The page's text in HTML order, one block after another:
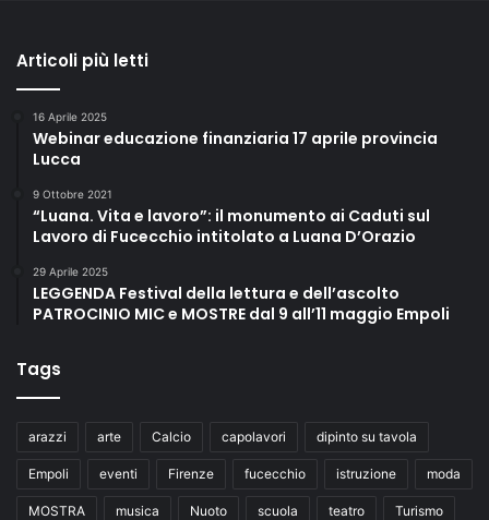
Articoli più letti
16 Aprile 2025
Webinar educazione finanziaria 17 aprile provincia
Lucca
9 Ottobre 2021
“Luana. Vita e lavoro”: il monumento ai Caduti sul
Lavoro di Fucecchio intitolato a Luana D’Orazio
29 Aprile 2025
LEGGENDA Festival della lettura e dell’ascolto
PATROCINIO MIC e MOSTRE dal 9 all’11 maggio Empoli
Tags
arazzi arte Calcio capolavori dipinto su tavola
Empoli eventi Firenze fucecchio istruzione moda
MOSTRA musica Nuoto scuola teatro Turismo